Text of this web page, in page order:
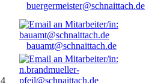
buergermeister@schnaittach.de
bauamt@schnaittach.de